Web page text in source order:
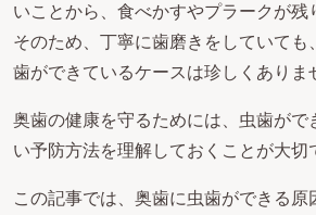
いことから、食べかすやプラークが残
そのため、丁寧に歯磨きをしていても
歯ができているケースは珍しくありま
奥歯の健康を守るためには、虫歯がで
い予防方法を理解しておくことが大切
この記事では、奥歯に虫歯ができる原